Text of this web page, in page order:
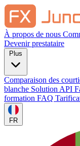
À propos de nous
Devenir prestataire
Comparaison des
blanche Solution API
formation FAQ
FR